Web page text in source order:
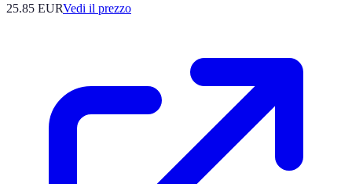
25.85 EURVedi il prezzo